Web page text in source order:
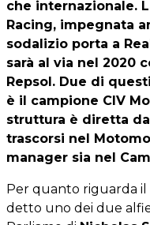
che internazionale.
Racing, impegnata
sodalizio porta a
sarà al via nel 2020
Repsol. Due di
è il campione CIV
struttura è diretta
trascorsi nel
manager sia nel
Per quanto riguarda il
detto uno dei due